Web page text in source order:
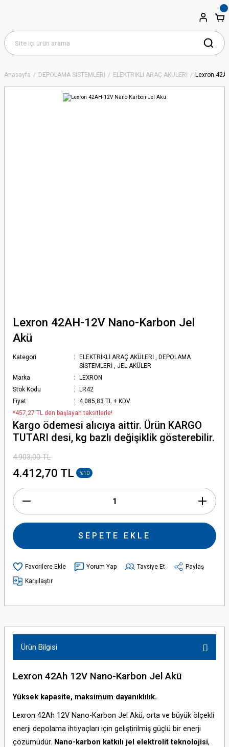
Anasayfa DEPOLAMA SİSTEMLERİ ELEKTRİKLİ ARAÇ AKÜLERİ Lexron
Lexron 42AH-12V Nano-Karbon Jel
Akü
Kategori ELEKTRİKLİ ARAÇ AKÜLERİ , DEPOLAMA
SİSTEMLERİ , JEL AKÜLER
Marka
LEXRON
Stok Kodu
LR42
Fiyat
4.085,83 TL + KDV
*457,27 TL den başlayan taksitlerle!
Kargo ödemesi alıcıya aittir. Ürün KARGO
TUTARI desi, kg bazlı değişiklik gösterebilir.
4.903,00 TL
4.412,70 TL %10
SEPETE EKLE
Yorum Yap Tavsiye Et
Paylaş
Karşılaştır
Ürün Bilgisi
Lexron 42Ah 12V Nano-Karbon Jel Akü
Yüksek kapasite, maksimum dayanıklılık.
Lexron 42Ah 12V Nano-Karbon Jel Akü, orta ve büyük ölçekli
enerji depolama ihtiyaçları için geliştirilmiş güçlü bir enerji
çözümüdür. Nano-karbon katkılı jel elektrolit teknolojisi,